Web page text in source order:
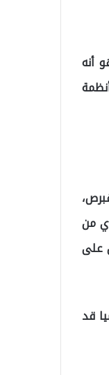
أنه
من
على
قد